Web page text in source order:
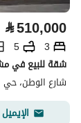
⃁510,000
3
5
شقة للبيع في
شارع الوطن، حي
الإيميل